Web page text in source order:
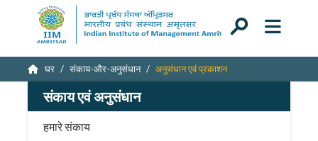
घर संकाय-और-अनुसंधान अनुसंधान एवं प्रकाशन
संकाय एवं अनुसंधान
हमारे संकाय